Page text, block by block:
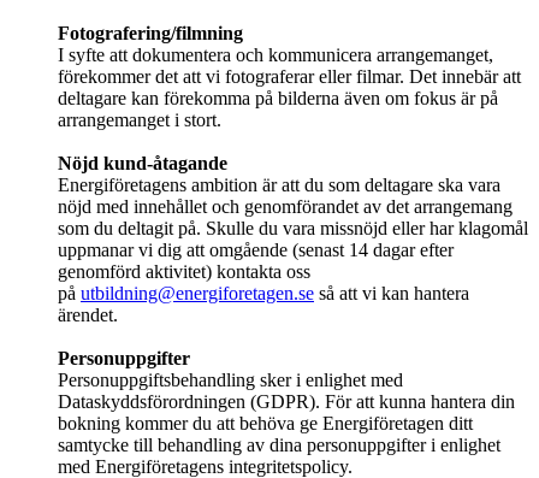
Fotografering/filmning
I syfte att dokumentera och kommunicera arrangemanget,
förekommer det att vi fotograferar eller filmar. Det innebär att
deltagare kan förekomma på bilderna även om fokus är på
arrangemanget i stort.
Nöjd kund-åtagande
Energiföretagens ambition är att du som deltagare ska vara
nöjd med innehållet och genomförandet av det arrangemang
som du deltagit på. Skulle du vara missnöjd eller har klagomål
uppmanar vi dig att omgående (senast 14 dagar efter
genomförd aktivitet) kontakta oss
på utbildning@energiforetagen.se så att vi kan hantera
ärendet.
Personuppgifter
Personuppgiftsbehandling sker i enlighet med
Dataskyddsförordningen (GDPR). För att kunna hantera din
bokning kommer du att behöva ge Energiföretagen ditt
samtycke till behandling av dina personuppgifter i enlighet
med Energiföretagens integritetspolicy.